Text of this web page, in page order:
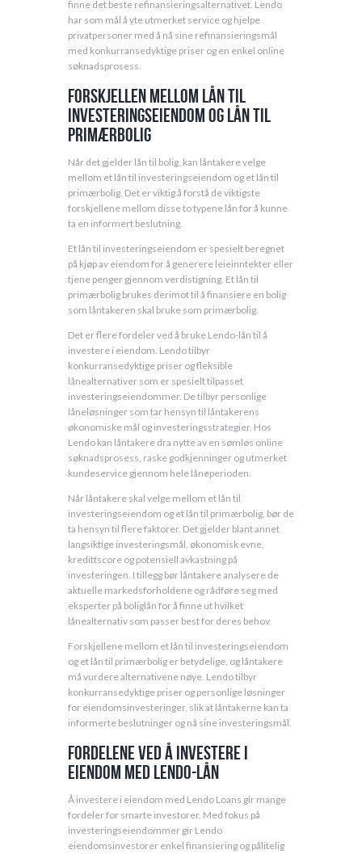
finne det beste refinansieringsalternativet. Lendo
har som mål å yte utmerket service og hjelpe
privatpersoner med å nå sine refinansieringsmål
med konkurransedyktige priser og en enkel online
søknadsprosess.
Forskjellen mellom lån til
investeringseiendom og lån til
primærbolig
Når det gjelder lån til bolig, kan låntakere velge
mellom et lån til investeringseiendom og et lån til
primærbolig. Det er viktig å forstå de viktigste
forskjellene mellom disse to typene lån for å kunne
ta en informert beslutning.
Et lån til investeringseiendom er spesielt beregnet
på kjøp av eiendom for å generere leieinntekter eller
tjene penger gjennom verdistigning. Et lån til
primærbolig brukes derimot til å finansiere en bolig
som låntakeren skal bruke som primærbolig.
Det er flere fordeler ved å bruke Lendo-lån til å
investere i eiendom. Lendo tilbyr
konkurransedyktige priser og fleksible
lånealternativer som er spesielt tilpasset
investeringseiendommer. De tilbyr personlige
låneløsninger som tar hensyn til låntakerens
økonomiske mål og investeringsstrategier. Hos
Lendo kan låntakere dra nytte av en sømløs online
søknadsprosess, raske godkjenninger og utmerket
kundeservice gjennom hele låneperioden.
Når låntakere skal velge mellom et lån til
investeringseiendom og et lån til primærbolig, bør de
ta hensyn til flere faktorer. Det gjelder blant annet
langsiktige investeringsmål, økonomisk evne,
kredittscore og potensiell avkastning på
investeringen. I tillegg bør låntakere analysere de
aktuelle markedsforholdene og rådføre seg med
eksperter på boliglån for å finne ut hvilket
lånealternativ som passer best for deres behov.
Forskjellene mellom et lån til investeringseiendom
og et lån til primærbolig er betydelige, og låntakere
må vurdere alternativene nøye. Lendo tilbyr
konkurransedyktige priser og personlige løsninger
for eiendomsinvesteringer, slik at låntakerne kan ta
informerte beslutninger og nå sine investeringsmål.
Fordelene ved å investere i
eiendom med Lendo-lån
Å investere i eiendom med Lendo Loans gir mange
fordeler for smarte investorer. Med fokus på
investeringseiendommer gir Lendo
eiendomsinvestorer enkel finansiering og pålitelig